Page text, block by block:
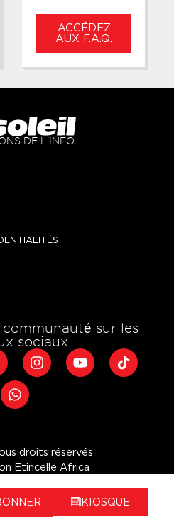
KIOSQUE
ACCÉDEZ
AUX F.A.Q.
DE L'INFO
sur les
sociaux
droits réservés
Etincelle Africa